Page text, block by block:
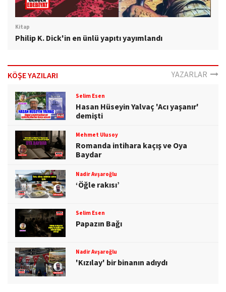
Kitap
Philip K. Dick'in en ünlü yapıtı yayımlandı
KÖŞE YAZILARI YAZARLAR
Selim Esen
Hasan Hüseyin Yalvaç 'Acı yaşanır'
demişti
Mehmet Ulusoy
Romanda intihara kaçış ve Oya
Baydar
Nadir Avşaroğlu
‘Öğle rakısı’
Selim Esen
Papazın Bağı
Nadir Avşaroğlu
'Kızılay' bir binanın adıydı